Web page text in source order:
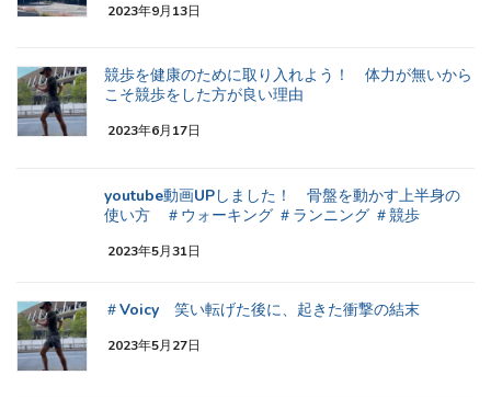
2023年9月13日
競歩を健康のために取り入れよう！ 体力が無いから
こそ競歩をした方が良い理由
2023年6月17日
youtube動画UPしました！ 骨盤を動かす上半身の
使い方 ＃ウォーキング ＃ランニング ＃競歩
2023年5月31日
＃Voicy 笑い転げた後に、起きた衝撃の結末
2023年5月27日